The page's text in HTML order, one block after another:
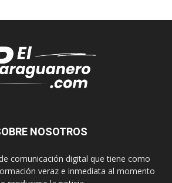
NOSOTROS
comunicación digital que tiene como
veraz e inmediata al momento